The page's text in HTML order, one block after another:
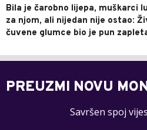
Bila je čarobno lijepa, muškarci
za njom, ali nijedan nije ostao:
čuvene glumce bio je pun
PREUZMI NOVU
Savršen spoj